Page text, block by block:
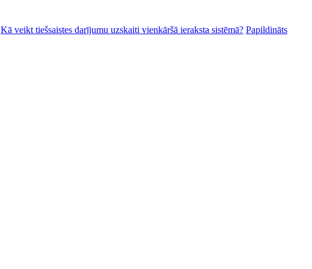
Kā veikt tiešsaistes darījumu uzskaiti vienkāršā ieraksta sistēmā? Papildināts